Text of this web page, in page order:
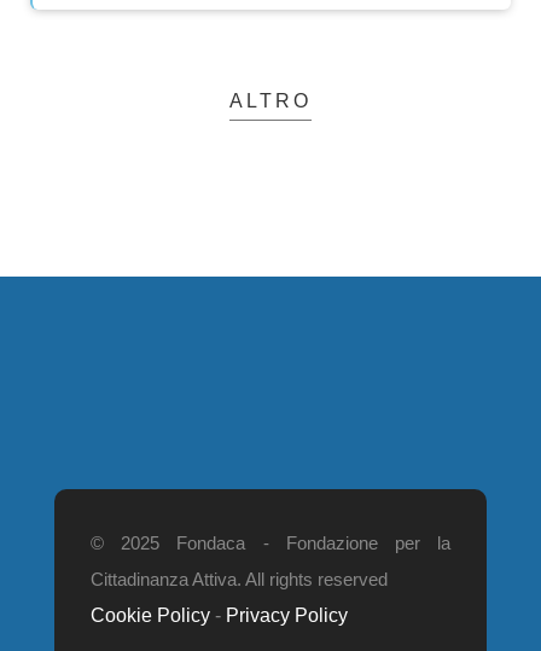
ALTRO
© 2025 Fondaca - Fondazione per la
Cittadinanza Attiva. All rights reserved
Cookie Policy - Privacy Policy